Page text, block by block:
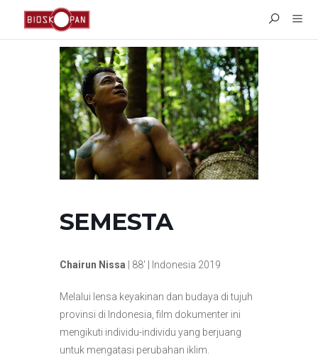
SEMESTA
Chairun Nissa | 88′ | Indonesia 2019
Melalui lensa keyakinan dan budaya di tujuh
provinsi di Indonesia, film dokumenter ini
mengikuti individu-individu yang berjuang
untuk mengatasi perubahan iklim.